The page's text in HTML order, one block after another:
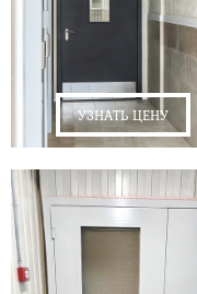
УЗНАТЬ ЦЕНУ